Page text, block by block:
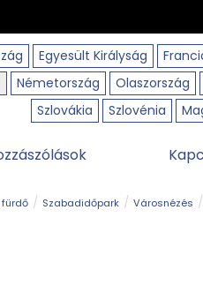
Egyesült Királyság
Németország Olaszország
Szlovákia
Szlovénia
Szabadidőpark Városnézés